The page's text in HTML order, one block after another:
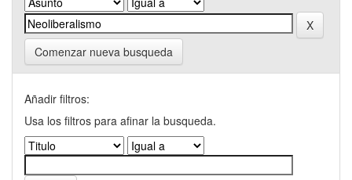
Comenzar nueva busqueda
Añadir filtros:
Usa los filtros para afinar la busqueda.